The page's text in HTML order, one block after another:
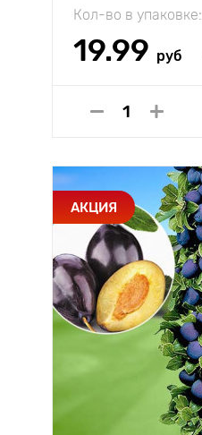
Кол-во в упаковке:
19.99 руб
АКЦИЯ